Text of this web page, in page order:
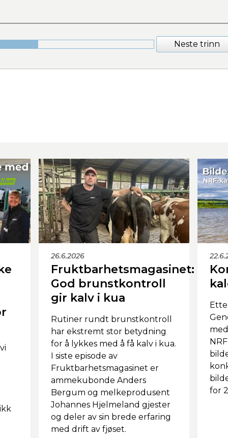
Neste trinn
26.6.2026
Fruktbarhetsmagasinet:
God brunstkontroll
gir kalv i kua
Rutiner rundt brunstkontroll
har ekstremt stor betydning
for å lykkes med å få kalv i kua.
I siste episode av
Fruktbarhetsmagasinet er
ammekubonde Anders
Bergum og melkeprodusent
Johannes Hjelmeland gjester
og deler av sin brede erfaring
med drift av fjøset.
for